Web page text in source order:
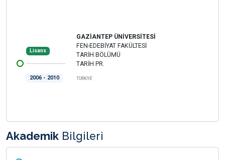
Lisans
2006 - 2010
GAZİANTEP ÜNİVERSİTESİ
FEN-EDEBİYAT FAKÜLTESİ
TARİH BÖLÜMÜ
TARİH PR.
TÜRKİYE
Akademik Bilgileri